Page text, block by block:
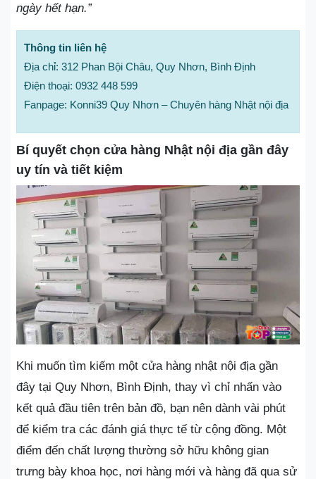
ngày hết hạn.”
Thông tin liên hệ
Địa chỉ: 312 Phan Bội Châu, Quy Nhơn, Bình Định
Điện thoại: 0932 448 599
Fanpage: Konni39 Quy Nhơn – Chuyên hàng Nhật nội địa
Bí quyết chọn cửa hàng Nhật nội địa gần đây
uy tín và tiết kiệm
Khi muốn tìm kiếm một cửa hàng nhật nội địa gần
đây tại Quy Nhơn, Bình Định, thay vì chỉ nhấn vào
kết quả đầu tiên trên bản đồ, bạn nên dành vài phút
để kiểm tra các đánh giá thực tế từ cộng đồng. Một
điểm đến chất lượng thường sở hữu không gian
trưng bày khoa học, nơi hàng mới và hàng đã qua sử